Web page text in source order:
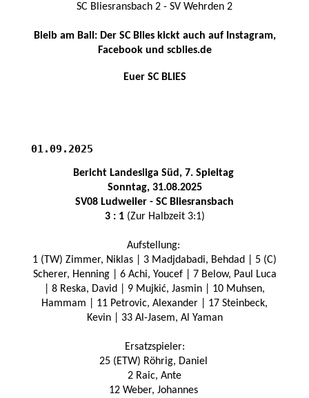
SC Bliesransbach 2 - SV Wehrden 2
Bleib am Ball: Der SC Blies kickt auch auf Instagram,
Facebook und scblies.de
Euer SC BLIES
01.09.2025
Bericht Landesliga Süd, 7. Spieltag
Sonntag, 31.08.2025
SV08 Ludweiler - SC Bliesransbach
3 : 1(Zur Halbzeit 3:1)
Aufstellung:
1 (TW) Zimmer, Niklas | 3 Madjdabadi, Behdad | 5 (C)
Scherer, Henning | 6 Achi, Youcef | 7 Below, Paul Luca
| 8 Reska, David | 9 Mujkić, Jasmin | 10 Muhsen,
Hammam | 11 Petrovic, Alexander | 17 Steinbeck,
Kevin | 33 Al-Jasem, Al Yaman
Ersatzspieler:
25 (ETW) Röhrig, Daniel
2 Raic, Ante
12 Weber, Johannes